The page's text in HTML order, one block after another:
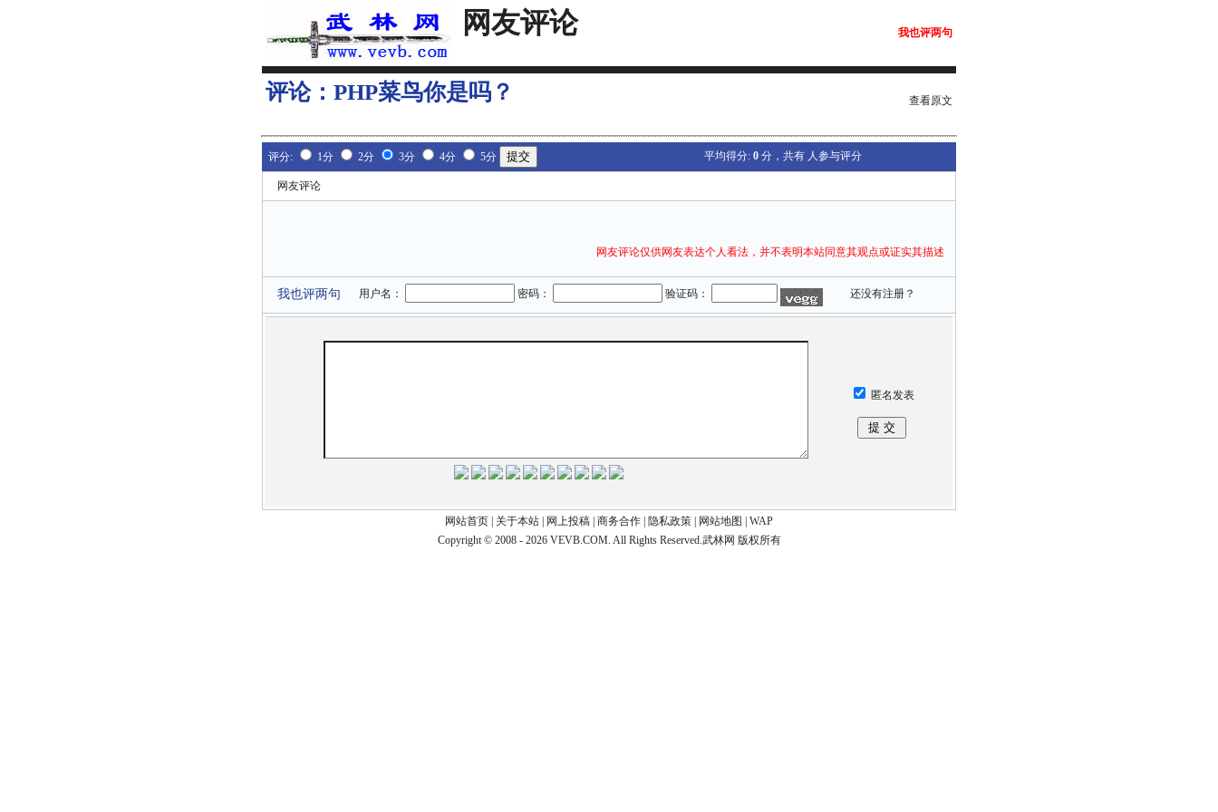
网友评论 我也评两句
评论： PHP菜鸟你是吗？ 查看原文
评分: 1分 2分 3分 4分 5分 平均得分: 0分，共有 人参与评分
网友评论
网友评论仅供网友表达个人看法，并不表明本站同意其观点或证实其描述
我也评两句 用户名： 密码： 验证码： 还没有注册？
匿名发表
网站首页 关于本站 网上投稿 商务合作 隐私政策 网站地图
WAP
Copyright © 2008 - 2026 VEVB.COM. All Rights Reserved.武林网 版权所有